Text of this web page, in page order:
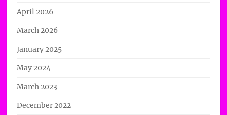
April 2026
March 2026
January 2025
May 2024
March 2023
December 2022